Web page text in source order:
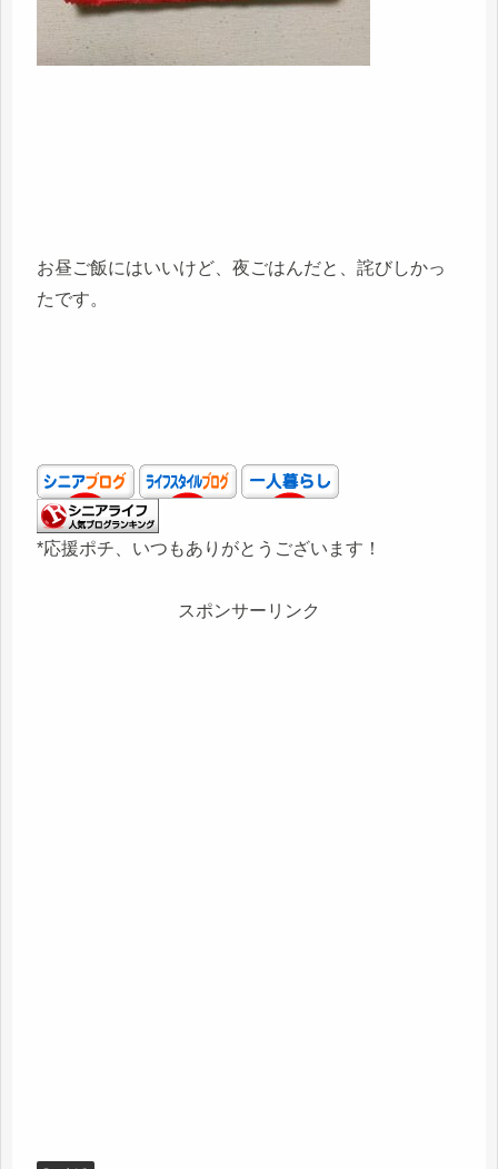
お昼ご飯にはいいけど、夜ごはんだと、詫びしかっ
たです。
*応援ポチ、いつもありがとうございます！
スポンサーリンク